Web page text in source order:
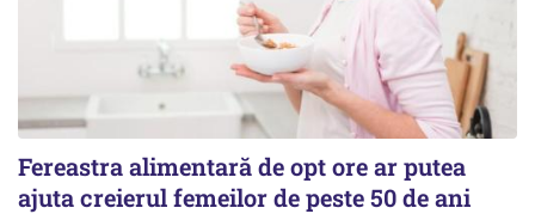
Fereastra alimentară de opt ore ar putea
ajuta creierul femeilor de peste 50 de ani